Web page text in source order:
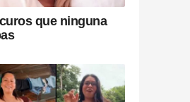
que ninguna